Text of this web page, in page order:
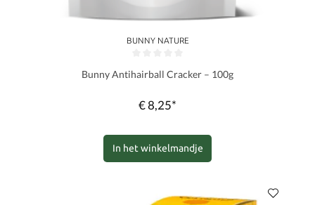
BUNNY NATURE
Bunny Antihairball Cracker – 100g
€ 8,25*
In het winkelmandje